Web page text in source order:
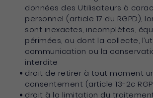
données des Utilisateurs à
personnel (article 17 du RGPD),
sont inexactes, incomplètes,
périmées, ou dont la collecte,
communication ou la
interdite
droit de retirer à tout moment
consentement (article 13-2c
droit à la limitation du